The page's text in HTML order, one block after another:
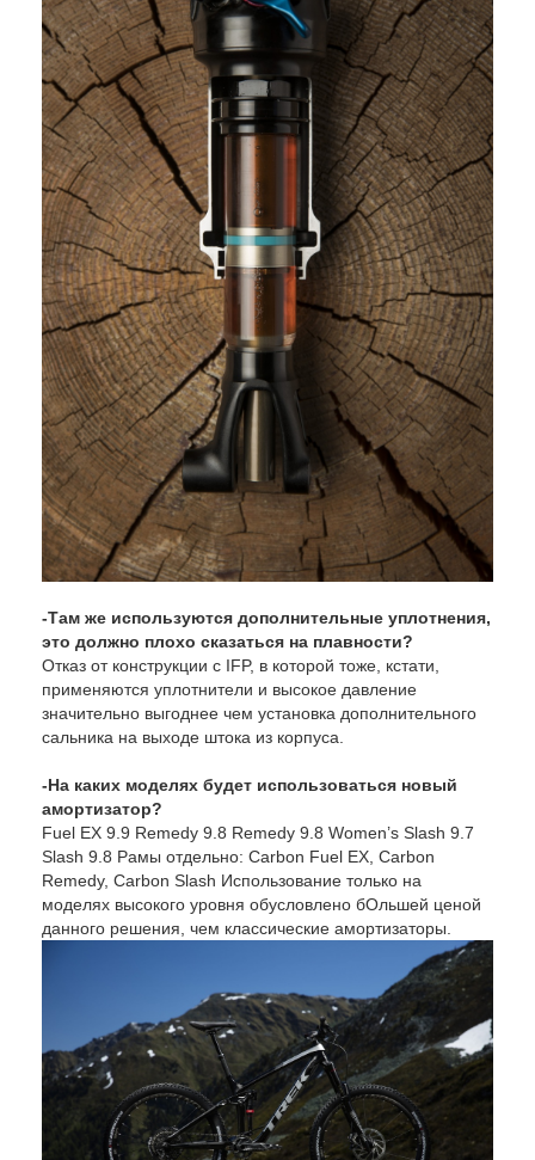
-Там же используются дополнительные уплотнения,
это должно плохо сказаться на плавности?
Отказ от конструкции с IFP, в которой тоже, кстати,
применяются уплотнители и высокое давление
значительно выгоднее чем установка дополнительного
сальника на выходе штока из корпуса.
-На каких моделях будет использоваться новый
амортизатор?
Fuel EX 9.9 Remedy 9.8 Remedy 9.8 Women’s Slash 9.7
Slash 9.8 Рамы отдельно: Carbon Fuel EX, Carbon
Remedy, Carbon Slash Использование только на
моделях высокого уровня обусловлено бОльшей ценой
данного решения, чем классические амортизаторы.